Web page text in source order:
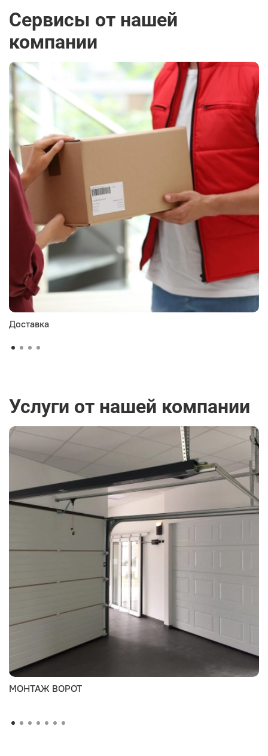
Сервисы от нашей
компании
Доставка
Услуги от нашей компании
МОНТАЖ ВОРОТ